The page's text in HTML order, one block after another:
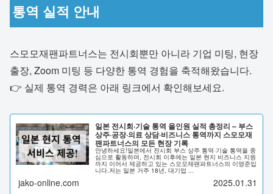
통역 실적 안내
스모모재팬파트너스는 전시회뿐만 아니라 기업 미팅, 현장
출장, Zoom 미팅 등 다양한 통역 경험을 축적해왔습니다.
👉 실제 통역 경력은 아래 링크에서 확인해보세요.
일본 전시회·기술 통역 올인원 실적 총정리 – 부스
상주·공장·의료 상담·비즈니스 통역까지 스모모재
팬파트너스의 모든 현장 기록
안녕하세요!일본에서 전시회 부스 상주 통역·기술 통역을 중
심으로 활동하며, 전시회 이후에는 일본 현지 비즈니스 지원
까지 이어서 제공하고 있는 스모모재팬파트너스의 이영준입
니다.저는 일본 거주 18년, 대기업 ...
jako-online.com 2025.01.31